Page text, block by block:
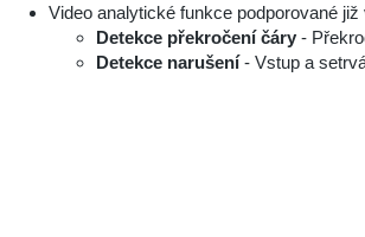
Video analytické funkce podporované
Detekce překročení čáry -
Detekce narušení- Vstup a